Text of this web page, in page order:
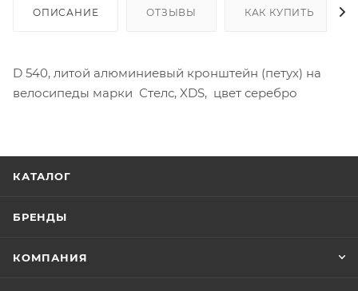
ОПИСАНИЕ ОТЗЫВЫ КАК КУПИТЬ
D 540, литой алюминиевый кронштейн (петух) на
велосипеды марки Стелс, XDS, цвет серебро
КАТАЛОГ
БРЕНДЫ
КОМПАНИЯ